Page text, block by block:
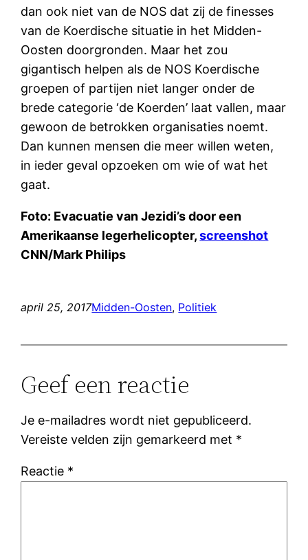
dan ook niet van de NOS dat zij de finesses
van de Koerdische situatie in het Midden-
Oosten doorgronden. Maar het zou
gigantisch helpen als de NOS Koerdische
groepen of partijen niet langer onder de
brede categorie ‘de Koerden’ laat vallen, maar
gewoon de betrokken organisaties noemt.
Dan kunnen mensen die meer willen weten,
in ieder geval opzoeken om wie of wat het
gaat.
Foto: Evacuatie van Jezidi’s door een
Amerikaanse legerhelicopter,screenshot
CNN/Mark Philips
april 25, 2017Midden-Oosten, Politiek
Geef een reactie
Je e-mailadres wordt niet gepubliceerd.
Vereiste velden zijn gemarkeerd met *
Reactie *